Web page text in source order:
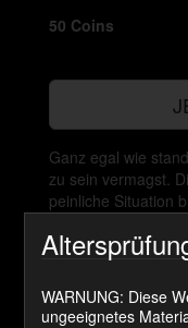
50 Coins
Ganz egal wie
zu sein vermagst.
peinliche Situation
hoch bekommst!
Sissy Channel
noch jemand
noch den ersten
WARNUNG: Diese
ungeeignetes